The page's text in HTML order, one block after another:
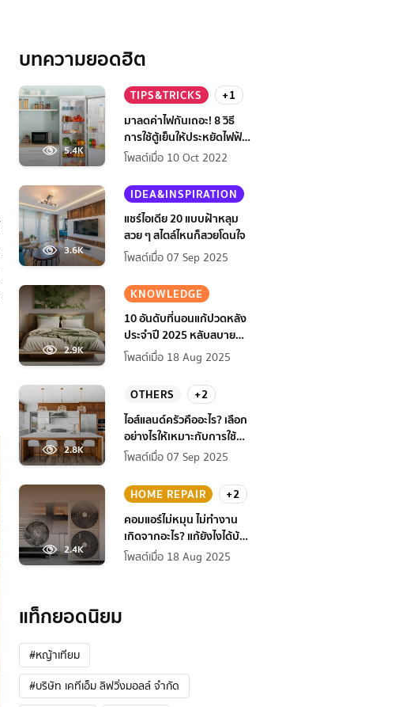
บทความยอดฮิต
5.4K
TIPS&TRICKS
+1
มาลดค่าไฟกันเถอะ! 8 วิธี
การใช้ตู้เย็นให้ประหยัดไฟฟ้า
กว่าเดิม
โพสต์เมื่อ 10 Oct 2022
3.6K
IDEA&INSPIRATION
แชร์ไอเดีย 20 แบบฝ้าหลุม
สวย ๆ สไตล์ไหนก็สวยโดนใจ
โพสต์เมื่อ 07 Sep 2025
2.9K
KNOWLEDGE
10 อันดับที่นอนแก้ปวดหลัง
ประจำปี 2025 หลับสบาย
สุขภาพดียิ่งกว่าเดิม
โพสต์เมื่อ 18 Aug 2025
2.8K
OTHERS
+2
ไอส์แลนด์ครัวคืออะไร? เลือก
อย่างไรให้เหมาะกับการใช้
งานที่บ้าน
โพสต์เมื่อ 07 Sep 2025
2.4K
HOME REPAIR
+2
คอมแอร์ไม่หมุน ไม่ทํางาน
เกิดจากอะไร? แก้ยังไงได้บ้าง
ก่อนแอร์พัง!
โพสต์เมื่อ 18 Aug 2025
แท็กยอดนิยม
#หญ้าเทียม
#บริษัท เคทีเอ็ม ลิฟวิ่งมอลล์ จำกัด